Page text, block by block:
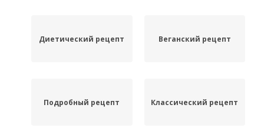
Диетический рецепт Веганский рецепт
Подробный рецепт Классический рецепт